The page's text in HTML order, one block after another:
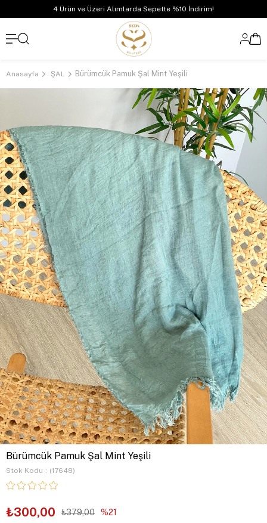
4 Ürün ve Üzeri Alımlarda Sepette %10 İndirim!
Anasayfa ŞAL Bürümcük Pamuk Şal Mint Yeşili
Bürümcük Pamuk Şal Mint Yeşili
Stok Kodu (17648)
₺379,00
₺300,00 21